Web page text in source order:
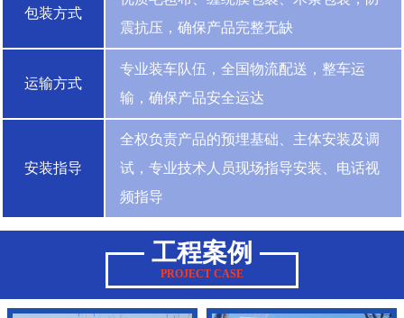
包装方式
震抗压，确保产品完整无缺
运输方式
专业装车队伍，全国物流配送，整车运
输，确保产品安全运达
安装指导
全权负责产品的预埋基础、主体安装及调
试，专业技术人员现场指导安装、电话视
频指导
工程案例
PROJECT CASE